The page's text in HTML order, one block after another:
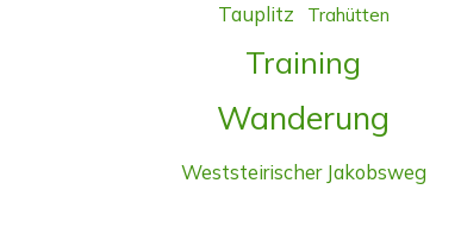
Tauplitz Trahütten
Training
Wanderung
Weststeirischer Jakobsweg